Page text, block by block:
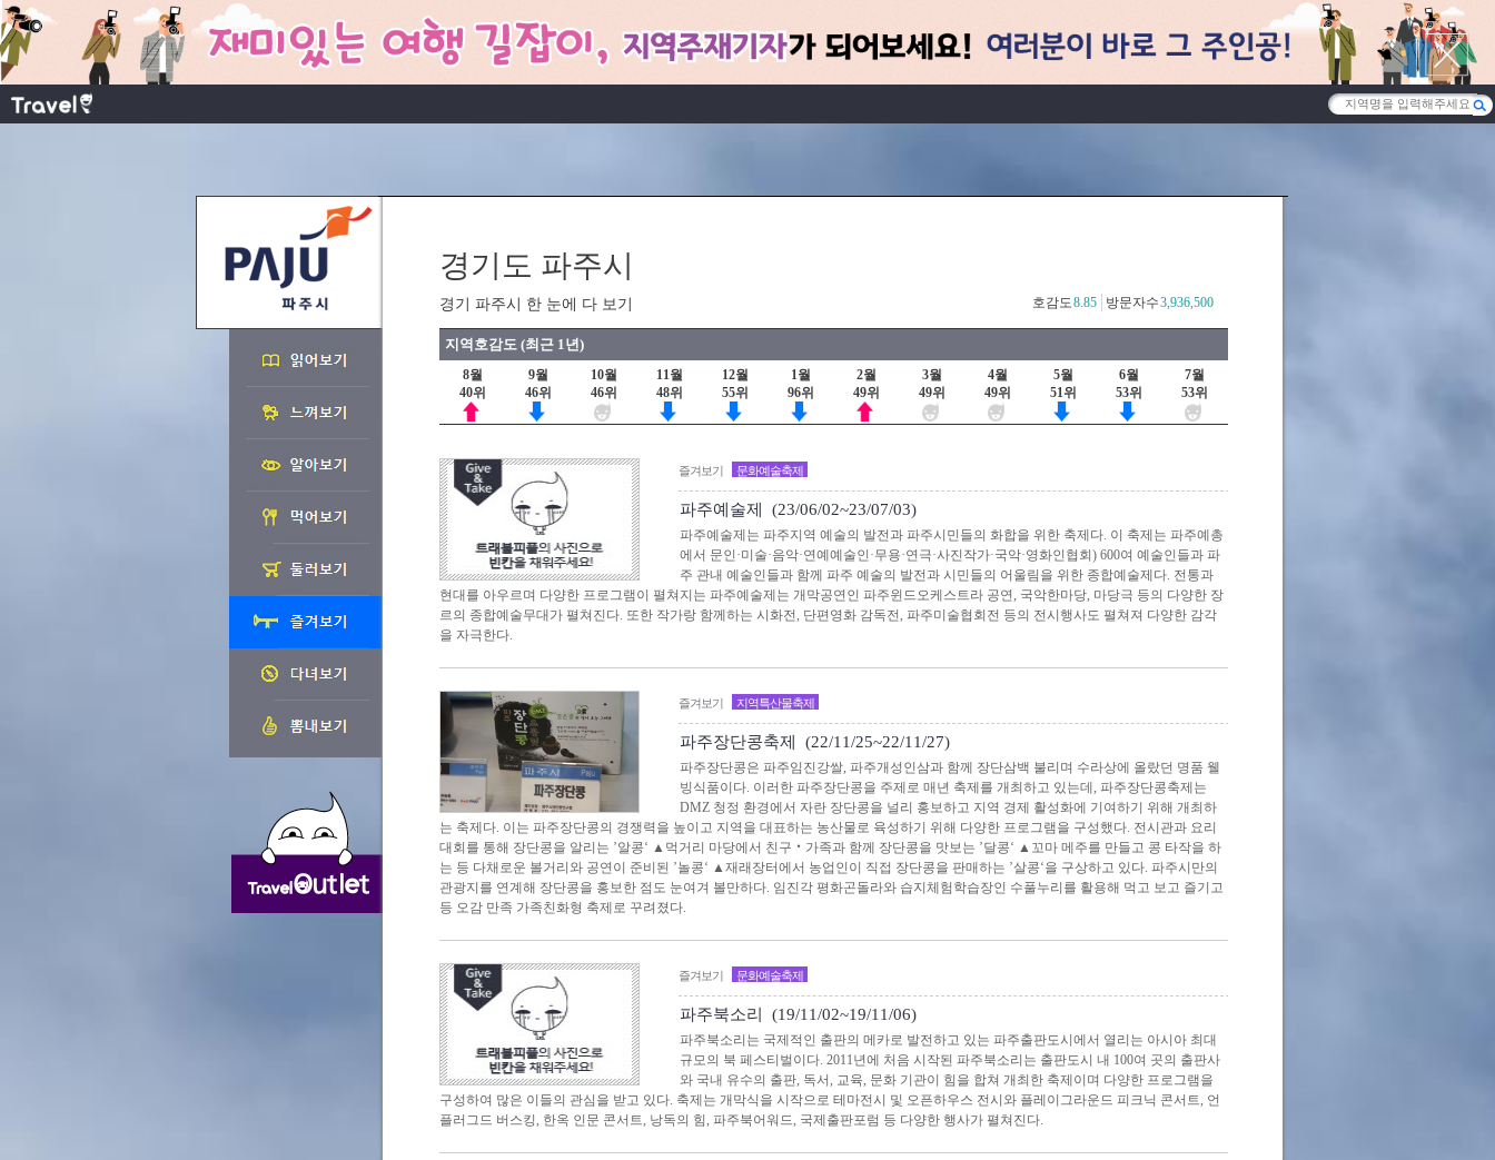
경기도 파주시
경기 파주시 한 눈에 다 보기 방문자수3,936,500
호감도8.85
지역호감도 (최근 1년)
8월
40위
9월
46위
10월
46위
11월
48위
12월
55위
1월
96위
2월
49위
3월
49위
4월
49위
5월
51위
6월
53위
7월
53위
즐겨보기 문화예술축제
파주예술제 (23/06/02~23/07/03)
파주예술제는 파주지역 예술의 발전과 파주시민들의 화합을 위한 축제다. 이 축제는 파주예총
에서 문인·미술·음악·연예예술인·무용·연극·사진작가·국악·영화인협회) 600여 예술인들과 파
주 관내 예술인들과 함께 파주 예술의 발전과 시민들의 어울림을 위한 종합예술제다. 전통과
현대를 아우르며 다양한 프로그램이 펼쳐지는 파주예술제는 개막공연인 파주윈드오케스트라 공연, 국악한마당, 마당극 등의 다양한 장
르의 종합예술무대가 펼쳐진다. 또한 작가랑 함께하는 시화전, 단편영화 감독전, 파주미술협회전 등의 전시행사도 펼쳐져 다양한 감각
을 자극한다.
즐겨보기 지역특산물축제
파주장단콩축제 (22/11/25~22/11/27)
파주장단콩은 파주임진강쌀, 파주개성인삼과 함께 장단삼백 불리며 수라상에 올랐던 명품 웰
빙식품이다. 이러한 파주장단콩을 주제로 매년 축제를 개최하고 있는데, 파주장단콩축제는
DMZ 청정 환경에서 자란 장단콩을 널리 홍보하고 지역 경제 활성화에 기여하기 위해 개최하
는 축제다. 이는 파주장단콩의 경쟁력을 높이고 지역을 대표하는 농산물로 육성하기 위해 다양한 프로그램을 구성했다. 전시관과 요리
대회를 통해 장단콩을 알리는 ’알콩‘ ▲먹거리 마당에서 친구‧가족과 함께 장단콩을 맛보는 ’달콩‘ ▲꼬마 메주를 만들고 콩 타작을 하
는 등 다채로운 볼거리와 공연이 준비된 ’놀콩‘ ▲재래장터에서 농업인이 직접 장단콩을 판매하는 ’살콩‘을 구상하고 있다. 파주시만의
관광지를 연계해 장단콩을 홍보한 점도 눈여겨 볼만하다. 임진각 평화곤돌라와 습지체험학습장인 수풀누리를 활용해 먹고 보고 즐기고
등 오감 만족 가족친화형 축제로 꾸려졌다.
즐겨보기 문화예술축제
파주북소리 (19/11/02~19/11/06)
파주북소리는 국제적인 출판의 메카로 발전하고 있는 파주출판도시에서 열리는 아시아 최대
규모의 북 페스티벌이다. 2011년에 처음 시작된 파주북소리는 출판도시 내 100여 곳의 출판사
와 국내 유수의 출판, 독서, 교육, 문화 기관이 힘을 합쳐 개최한 축제이며 다양한 프로그램을
구성하여 많은 이들의 관심을 받고 있다. 축제는 개막식을 시작으로 테마전시 및 오픈하우스 전시와 플레이그라운드 피크닉 콘서트, 언
플러그드 버스킹, 한옥 인문 콘서트, 낭독의 힘, 파주북어워드, 국제출판포럼 등 다양한 행사가 펼쳐진다.